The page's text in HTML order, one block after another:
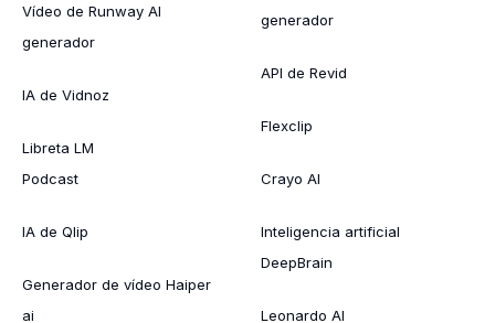
Vídeo de Runway AI
generador
IA de Vidnoz
Libreta LM
Podcast
IA de Qlip
Generador de vídeo Haiper
ai
generador
API de Revid
Flexclip
Crayo AI
Inteligencia artificial
DeepBrain
Leonardo AI